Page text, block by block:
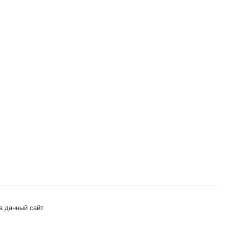
данный сайт.